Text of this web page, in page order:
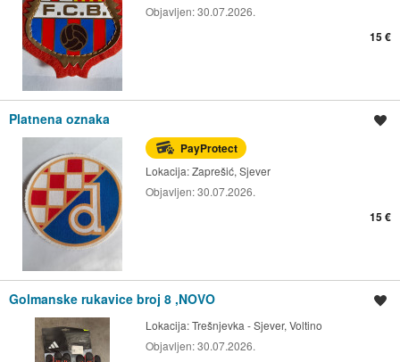
Objavljen:30.07.2026.
15 €
Platnena oznaka
PayProtect
Lokacija:Zaprešić, Sjever
Objavljen:30.07.2026.
15 €
Golmanske rukavice broj 8 ,NOVO
Lokacija:Trešnjevka - Sjever, Voltino
Objavljen:30.07.2026.